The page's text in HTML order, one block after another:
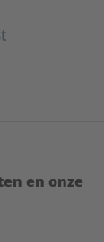
en onze